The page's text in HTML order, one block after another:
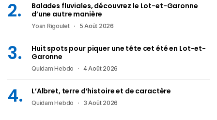
Balades fluviales, découvrez le Lot-et-Garonne
d’une autre manière
Yoan Rigoulet 5 Août 2026
Huit spots pour piquer une tête cet été en Lot-et-
Garonne
Quidam Hebdo 4 Août 2026
L’Albret, terre d’histoire et de caractère
Quidam Hebdo 3 Août 2026